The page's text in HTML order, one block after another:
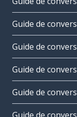
Guide de
Guide de
Guide de
Guide de